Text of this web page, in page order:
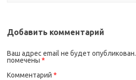
Добавить комментарий
Ваш адрес email не будет опубликован.
помечены *
Комментарий *